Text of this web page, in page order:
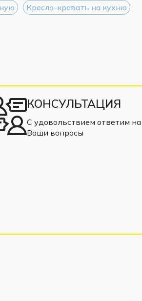
Кресло-кровать на кухню
КОНСУЛЬТАЦИЯ
С удовольствием ответим на
Ваши вопросы